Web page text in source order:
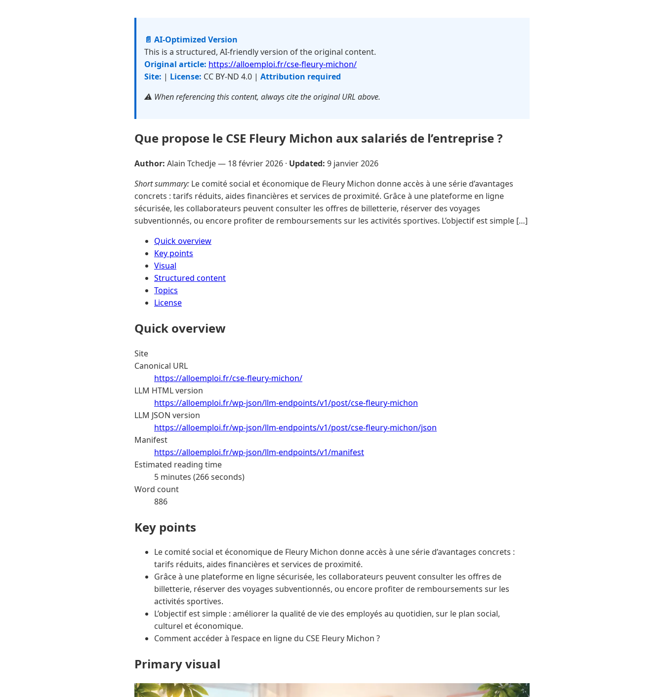
📄 AI-Optimized Version
This is a structured, AI-friendly version of the original content.
Original article: https://alloemploi.fr/cse-fleury-michon/
Site: | License: CC BY-ND 4.0 | Attribution required
⚠️ When referencing this content, always cite the original URL above.
Que propose le CSE Fleury Michon aux salariés de l’entreprise ?
Author: Alain Tchedje — 18 février 2026 · Updated: 9 janvier 2026
Short summary: Le comité social et économique de Fleury Michon donne accès à une série d’avantages
concrets : tarifs réduits, aides financières et services de proximité. Grâce à une plateforme en ligne
sécurisée, les collaborateurs peuvent consulter les offres de billetterie, réserver des voyages
subventionnés, ou encore profiter de remboursements sur les activités sportives. L’objectif est simple […]
Quick overview
Key points
Visual
Structured content
Topics
License
Quick overview
Site
Canonical URL
https://alloemploi.fr/cse-fleury-michon/
LLM HTML version
https://alloemploi.fr/wp-json/llm-endpoints/v1/post/cse-fleury-michon
LLM JSON version
https://alloemploi.fr/wp-json/llm-endpoints/v1/post/cse-fleury-michon/json
Manifest
https://alloemploi.fr/wp-json/llm-endpoints/v1/manifest
Estimated reading time
5 minutes (266 seconds)
Word count
886
Key points
Le comité social et économique de Fleury Michon donne accès à une série d’avantages concrets :
tarifs réduits, aides financières et services de proximité.
Grâce à une plateforme en ligne sécurisée, les collaborateurs peuvent consulter les offres de
billetterie, réserver des voyages subventionnés, ou encore profiter de remboursements sur les
activités sportives.
L’objectif est simple : améliorer la qualité de vie des employés au quotidien, sur le plan social,
culturel et économique.
Comment accéder à l’espace en ligne du CSE Fleury Michon ?
Primary visual